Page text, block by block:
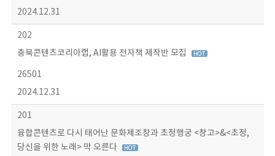
2024.12.31
202
충북콘텐츠코리아랩, AI활용 전자책 제작반 모집
26501
2024.12.31
201
융합콘텐츠로 다시 태어난 문화제조창과 초정행궁 <창고>&<초정,
당신을 위한 노래> 막 오른다